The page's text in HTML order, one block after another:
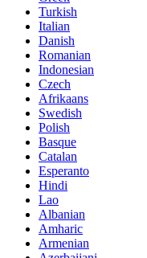
Turkish
Italian
Danish
Romanian
Indonesian
Czech
Afrikaans
Swedish
Polish
Basque
Catalan
Esperanto
Hindi
Lao
Albanian
Amharic
Armenian